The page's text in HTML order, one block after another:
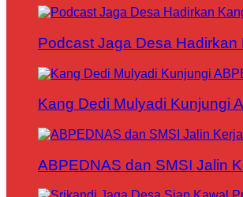
Podcast Jaga Desa
Kang Dedi Mulyadi Kunjungi
ABPEDNAS dan SMSI Jalin